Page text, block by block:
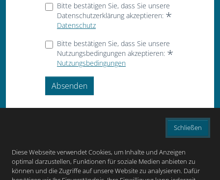
Bitte bestätigen Sie, dass Sie unsere
Datenschutzerklärung akzeptieren:
Datenschutz
Bitte bestätigen Sie, dass Sie unsere
Nutzungsbedingungen akzeptieren:
Nutzungsbedingungen
Absenden
Schließen
Diese Webseite verwendet Cookies, um Inhalte und Anzeigen
optimal darzustellen, Funktionen für soziale Medien anbieten zu
können und die Zugriffe auf unsere Website zu analysieren. Dafür